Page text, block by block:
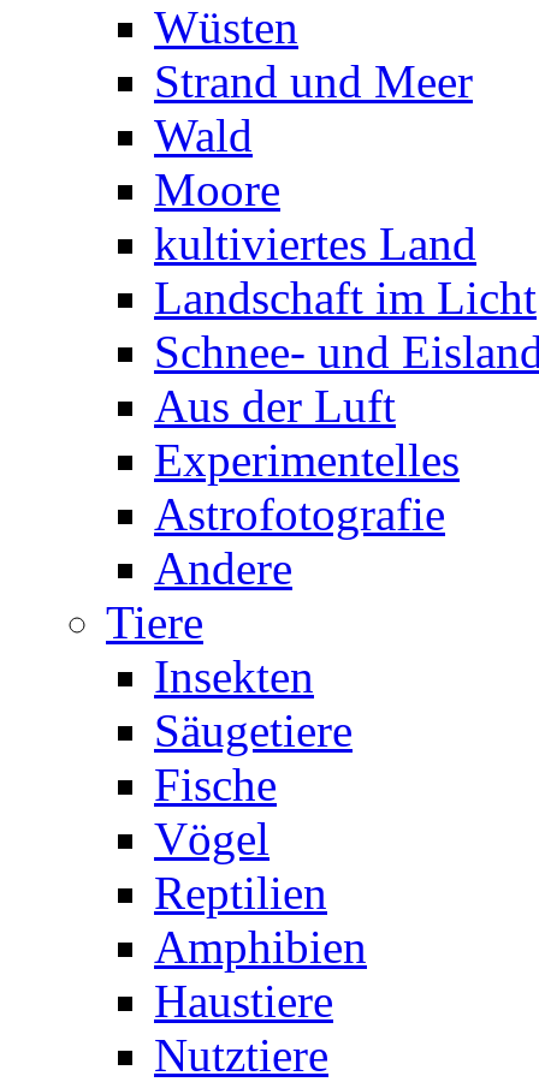
Wüsten
Strand und Meer
Wald
Moore
kultiviertes Land
Landschaft im Licht
Schnee- und
Aus der Luft
Experimentelles
Astrofotografie
Andere
Tiere
Insekten
Säugetiere
Fische
Vögel
Reptilien
Amphibien
Haustiere
Nutztiere